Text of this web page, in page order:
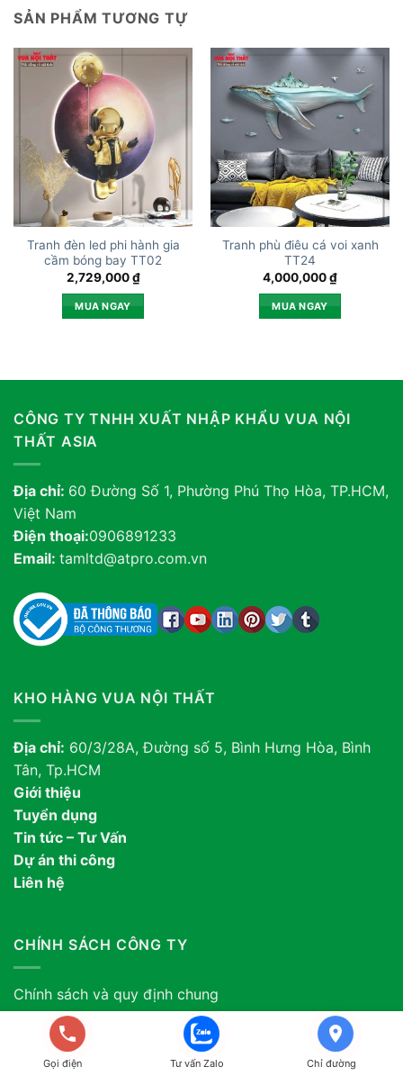
SẢN PHẨM TƯƠNG TỰ
Tranh đèn led phi hành gia
cầm bóng bay TT02
2,729,000₫
MUA NGAY
Tranh phù điêu cá voi xanh
TT24
4,000,000₫
MUA NGAY
CÔNG TY TNHH XUẤT NHẬP KHẨU VUA NỘI
THẤT ASIA
Địa chỉ: 60 Đường Số 1, Phường Phú Thọ Hòa, TP.HCM,
Việt Nam
Điện thoại:0906891233
Email: tamltd@atpro.com.vn
KHO HÀNG VUA NỘI THẤT
Địa chỉ: 60/3/28A, Đường số 5, Bình Hưng Hòa, Bình
Tân, Tp.HCM
Giới thiệu
Tuyển dụng
Tin tức – Tư Vấn
Dự án thi công
Liên hệ
CHÍNH SÁCH CÔNG TY
Chính sách và quy định chung
Chính sách bảo mật thông tin
Chính sách vận chuyển
Gọi điện Tư vấn Zalo Chỉ đường